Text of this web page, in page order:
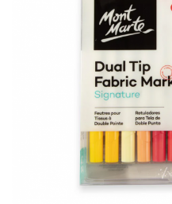
Palete și pahare pentru pictură
Pensule pentru acrilice
Pensule pentru acuarelă
Pensule pentru ulei
Pensule speciale
Accesorii grafică